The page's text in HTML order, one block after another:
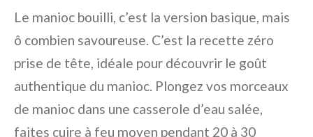
Le manioc bouilli, c’est la version basique, mais
ô combien savoureuse. C’est la recette zéro
prise de tête, idéale pour découvrir le goût
authentique du manioc. Plongez vos morceaux
de manioc dans une casserole d’eau salée,
faites cuire à feu moyen pendant 20 à 30